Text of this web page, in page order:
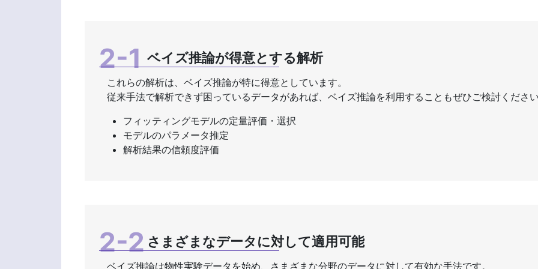
ベイズ推論が得意とする解析
これらの解析は、ベイズ推論が特に得意としています。
従来手法で解析できず困っているデータがあれば、ベイズ推論を利用することもぜひご検討くださ
フィッティングモデルの定量評価・選択
モデルのパラメータ推定
解析結果の信頼度評価
さまざまなデータに対して適用可能
ベイズ推論は物性実験データを始め、さまざまな分野のデータに対して有効な手法です。